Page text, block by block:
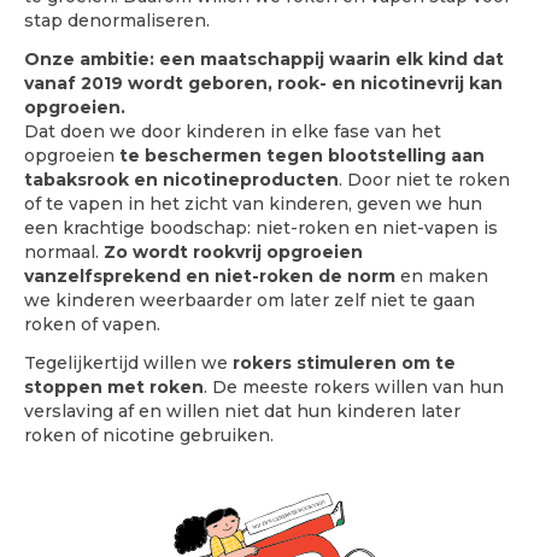
stap denormaliseren.
Onze ambitie: een maatschappij waarin elk kind dat
vanaf 2019 wordt geboren, rook- en nicotinevrij kan
opgroeien.
Dat doen we door kinderen in elke fase van het
opgroeien te beschermen tegen blootstelling aan
tabaksrook en nicotineproducten. Door niet te roken
of te vapen in het zicht van kinderen, geven we hun
een krachtige boodschap: niet-roken en niet-vapen is
normaal. Zo wordt rookvrij opgroeien
vanzelfsprekend en niet-roken de norm en maken
we kinderen weerbaarder om later zelf niet te gaan
roken of vapen.
Tegelijkertijd willen we rokers stimuleren om te
stoppen met roken. De meeste rokers willen van hun
verslaving af en willen niet dat hun kinderen later
roken of nicotine gebruiken.